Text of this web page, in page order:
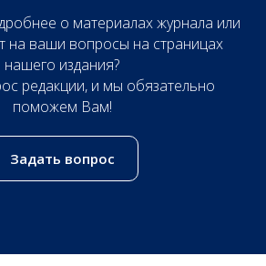
о материалах журнала или
на ваши вопросы на страницах
нашего издания?
редакции, и мы обязательно
поможем Вам!
Задать вопрос